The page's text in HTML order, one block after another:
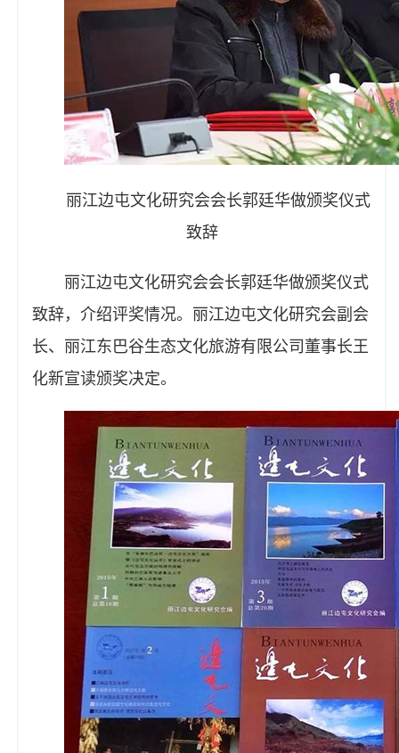
丽江边屯文化研究会会长郭廷华做颁奖仪式
致辞
丽江边屯文化研究会会长郭廷华做颁奖仪式
致辞，介绍评奖情况。丽江边屯文化研究会副会
长、丽江东巴谷生态文化旅游有限公司董事长王
化新宣读颁奖决定。